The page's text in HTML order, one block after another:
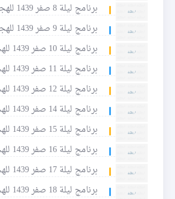
برنامج ليلة 8 صفر 1439 للهجرة
برنامج ليلة 9 صفر 1439 للهجرة
برنامج ليلة 10 صفر 1439 للهجرة
برنامج ليلة 11 صفر 1439 للهجرة
برنامج ليلة 12 صفر 1439 للهجرة
برنامج ليلة 14 صفر 1439 للهجرة
برنامج ليلة 15 صفر 1439 للهجرة
برنامج ليلة 16 صفر 1439 للهجرة
برنامج ليلة 17 صفر 1439 للهجرة
برنامج ليلة 18 صفر 1439 للهجرة